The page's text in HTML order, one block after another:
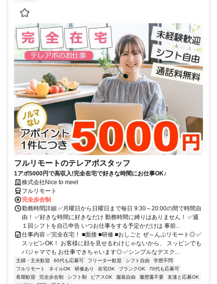
フルリモートのテレアポスタッフ
1アポ5000円で高収入!完全在宅で好きな時間にお仕事OK♪
株式会社Nice to meet
フルリモート
完全歩合制
勤務時間詳細 ✅月曜日から日曜日まで毎日 9:30～20:00の間で時間自
由！ ✅好きな時間に好きなだけ 勤務時間に縛りはありません！ ✅週
１回シフトを自己申告 いつお仕事をする予定かだけは 事前...
仕事内容 ✅完全在宅！ ■面接 ■研修 ■おしごと ぜ～んぶリモート◎ ✅
スッピンOK！ お客様に顔を見せるわけじゃないから、 スッピンでも
パジャマでも お仕事できちゃいます◎ ✅シンプルなデスク...
主婦・主夫歓迎 60代も応募可 フリーター歓迎 シフト自由
学歴不問
フルリモート
ネイルOK 研修あり 在宅OK ブランクOK
70代も応募可
長期歓迎
完全歩合制 シフト制 ピアスOK 服装自由 履歴書不要
友達と応募OK